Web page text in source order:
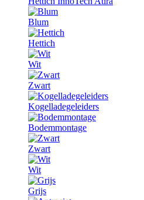
Blum
Hettich
Wit
Zwart
Kogelladegeleiders
Bodemmontage
Zwart
Wit
Grijs